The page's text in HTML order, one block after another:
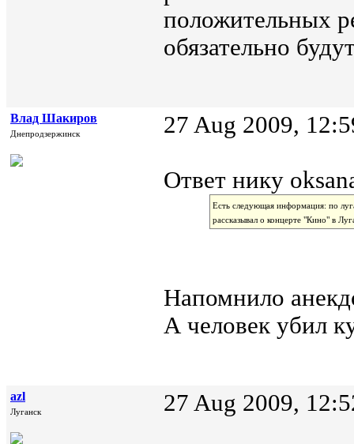
положительных
обязательно
Влад Шакиров
Днепродзержинск 27 Aug 2009,
Ответ нику
Есть следующая информация: по
рассказывал о концерте "Кино" в
Напомнило
А человек убил
azl
Луганск 27 Aug 2009,